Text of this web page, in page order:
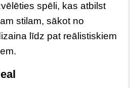
spēli, kas atbilst
stilam, sākot no
līdz pat reālistiskiem